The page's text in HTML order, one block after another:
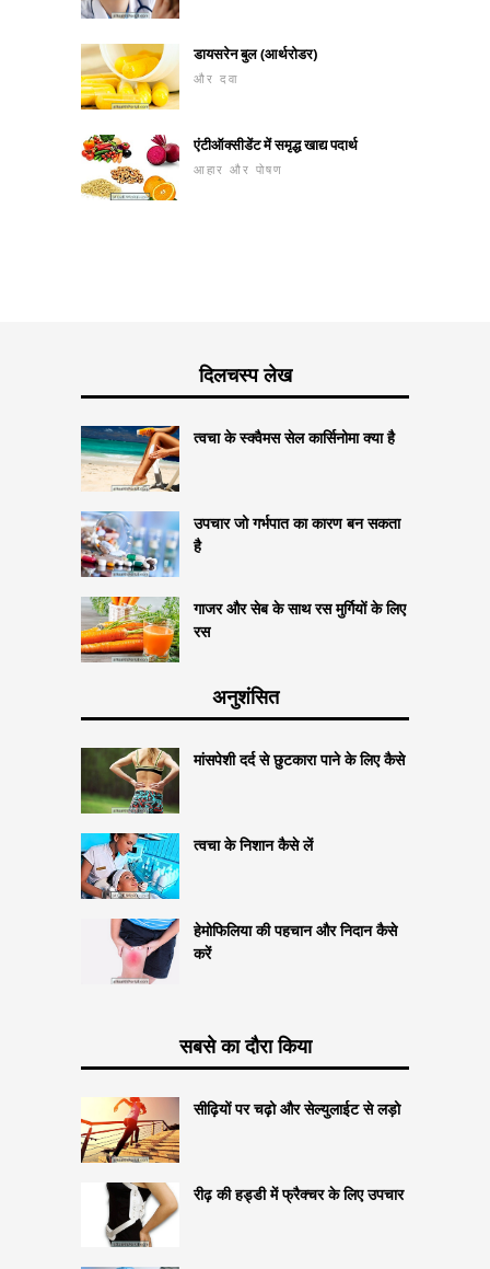
डायसरेन बुल (आर्थरोडर)
और दवा
एंटीऑक्सीडेंट में समृद्ध खाद्य पदार्थ
आहार और पोषण
दिलचस्प लेख
त्वचा के स्क्वैमस सेल कार्सिनोमा क्या है
उपचार जो गर्भपात का कारण बन सकता
है
गाजर और सेब के साथ रस मुर्गियों के लिए
रस
अनुशंसित
मांसपेशी दर्द से छुटकारा पाने के लिए कैसे
त्वचा के निशान कैसे लें
हेमोफिलिया की पहचान और निदान कैसे
करें
सबसे का दौरा किया
सीढ़ियों पर चढ़ो और सेल्युलाईट से लड़ो
रीढ़ की हड्डी में फ्रैक्चर के लिए उपचार